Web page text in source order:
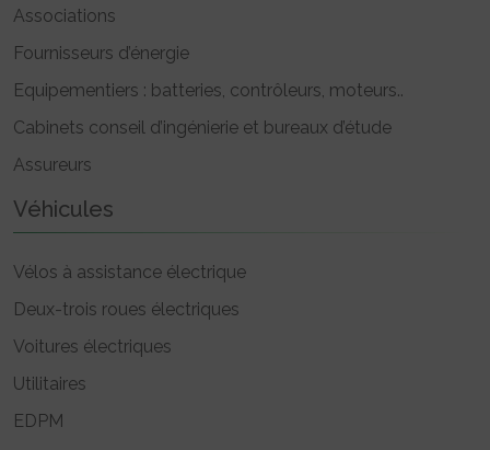
Associations
Fournisseurs d’énergie
Equipementiers : batteries, contrôleurs, moteurs..
Cabinets conseil d’ingénierie et bureaux d’étude
Assureurs
Véhicules
Vélos à assistance électrique
Deux-trois roues électriques
Voitures électriques
Utilitaires
EDPM